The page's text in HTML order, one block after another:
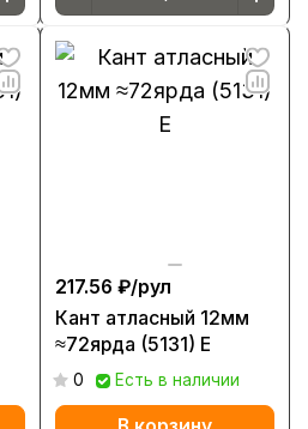
217.56 ₽/рул
Кант атласный 12мм
≈72ярда (5131) Е
0 Есть в наличии